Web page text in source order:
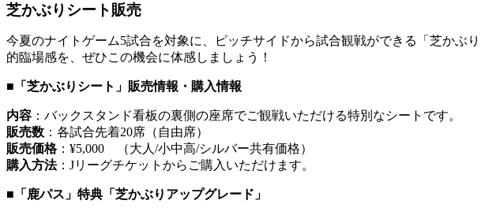
芝かぶりシート販売
今夏のナイトゲーム5試合を対象に、ピッチサイドから試合観戦ができる「芝かぶ
的臨場感を、ぜひこの機会に体感しましょう！
■「芝かぶりシート」販売情報・購入情報
内容 ：バックスタンド看板の裏側の座席でご観戦いただける特別なシートです。
販売数 ：各試合先着20席（自由席）
販売価格：¥5,000 （大人/小中高/シルバー共有価格）
購入方法：Jリーグチケットからご購入いただけます。
■「鹿パス」特典「芝かぶりアップグレード」